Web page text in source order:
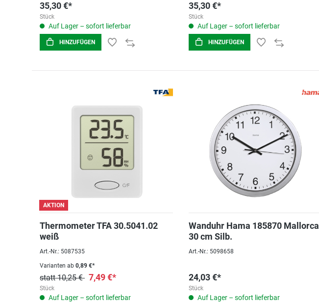
35,30 €*
Stück
Auf Lager – sofort lieferbar
HINZUFÜGEN
35,30 €*
Stück
Auf Lager – sofort lieferbar
HINZUFÜGEN
AKTION
Thermometer TFA 30.5041.02
weiß
Art.-Nr.: 5087535
Varianten ab 0,89 €*
statt 10,25 € 7,49 €*
Stück
Auf Lager – sofort lieferbar
Wanduhr Hama 185870 Mallorca
30 cm Silb.
Art.-Nr.: 5098658
24,03 €*
Stück
Auf Lager – sofort lieferbar